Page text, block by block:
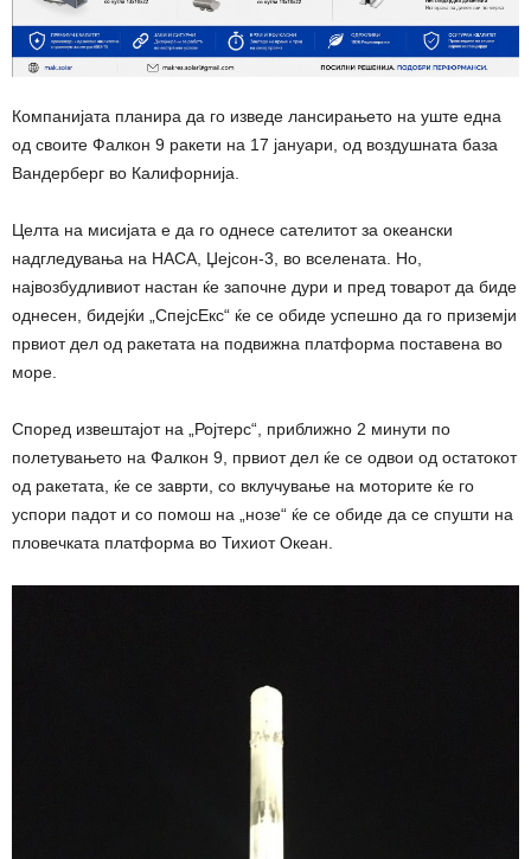
Компанијата планира да го изведе лансирањето на уште една
од своите Фалкон 9 ракети на 17 јануари, од воздушната база
Вандерберг во Калифорнија.
Целта на мисијата е да го однесе сателитот за океански
надгледувања на НАСА, Џејсон-3, во вселената. Но,
највозбудливиот настан ќе започне дури и пред товарот да биде
однесен, бидејќи „СпејсЕкс“ ќе се обиде успешно да го приземји
првиот дел од ракетата на подвижна платформа поставена во
море.
Според извештајот на „Ројтерс“, приближно 2 минути по
полетувањето на Фалкон 9, првиот дел ќе се одвои од остатокот
од ракетата, ќе се заврти, со вклучување на моторите ќе го
успори падот и со помош на „нозе“ ќе се обиде да се спушти на
пловечката платформа во Тихиот Океан.